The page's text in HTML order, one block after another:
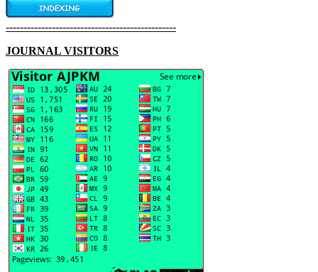
------------------------------------------------
JOURNAL VISITORS